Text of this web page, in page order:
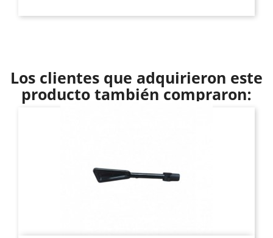
Los clientes que adquirieron este
producto también compraron: